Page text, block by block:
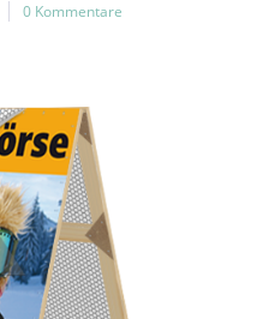
0 Kommentare